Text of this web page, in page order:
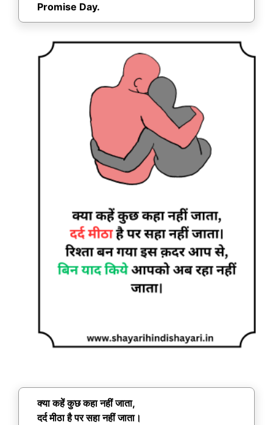
Promise Day.
क्या कहें कुछ कहा नहीं जाता,
दर्द मीठा है पर सहा नहीं जाता।